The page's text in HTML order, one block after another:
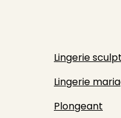
Lingerie
Lingerie
Plongeant